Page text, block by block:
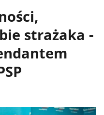
strażaka -